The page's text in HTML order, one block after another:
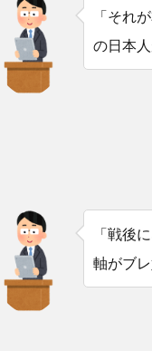
「それ
の日本
「戦後
軸がブ